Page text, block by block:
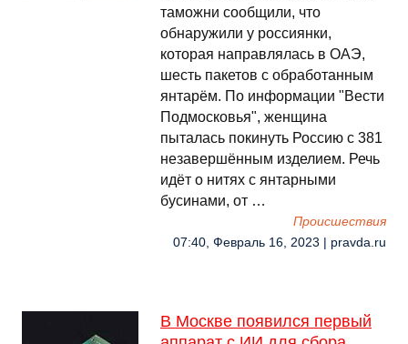
таможни сообщили, что
обнаружили у россиянки,
которая направлялась в ОАЭ,
шесть пакетов с обработанным
янтарём. По информации "Вести
Подмосковья", женщина
пыталась покинуть Россию с 381
незавершённым изделием. Речь
идёт о нитях с янтарными
бусинами, от …
Происшествия
07:40, Февраль 16, 2023 | pravda.ru
В Москве появился первый